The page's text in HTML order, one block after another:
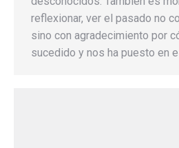
reflexionar, ver el pasado no
sino con agradecimiento por
sucedido y nos ha puesto en